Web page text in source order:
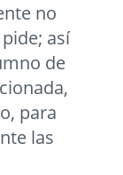
no
así
de
para
las